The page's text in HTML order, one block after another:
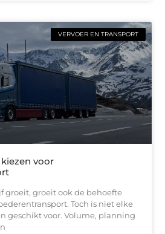
VERVOER EN TRANSPORT
voor
groeit, groeit ook de behoefte
Toch is niet elke
geschikt voor. Volume, planning